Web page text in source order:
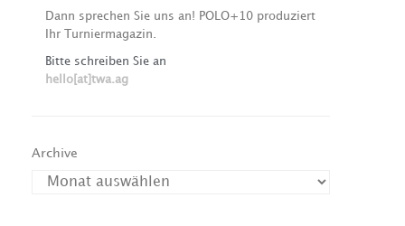
Dann sprechen Sie uns an! POLO+10 produziert
Ihr Turniermagazin.
Bitte schreiben Sie an
hello[at]twa.ag
Archive